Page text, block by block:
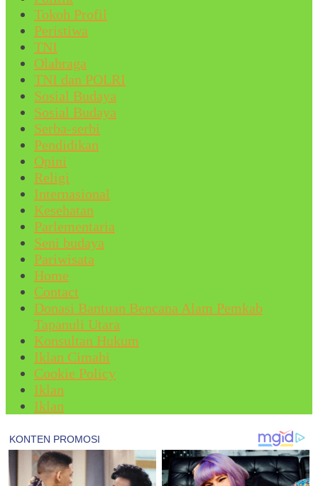
Tokoh Profil
Peristiwa
TNI
Olahraga
TNI dan POLRI
Sosial Budaya
Sosial Budaya
Serba-serbi
Pendidikan
Opini
Religi
Internasional
Kesehatan
Parlementaria
Seni budaya
Pariwisata
Home
Contact
Donasi Bantuan Bencana Alam Pemkab
Tapanuli Utara
Konsultan Hukum
Iklan Cimahi
Cookie Policy
Iklan
Iklan